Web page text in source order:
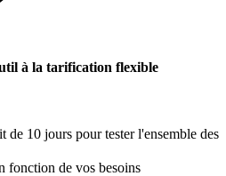
à la tarification flexible
de 10 jours pour tester l'ensemble des
fonction de vos besoins